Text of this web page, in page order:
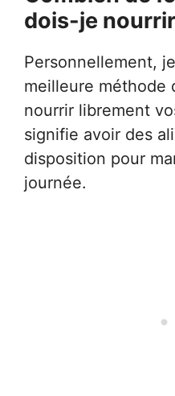
dois-je
Personnellement,
meilleure méthode
nourrir librement
signifie avoir des
disposition pour
journée.